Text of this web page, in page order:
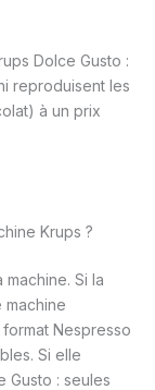
Dolce Gusto :
reproduisent les
à un prix
Krups ?
Si la
Nespresso
Si elle
Gusto : seules